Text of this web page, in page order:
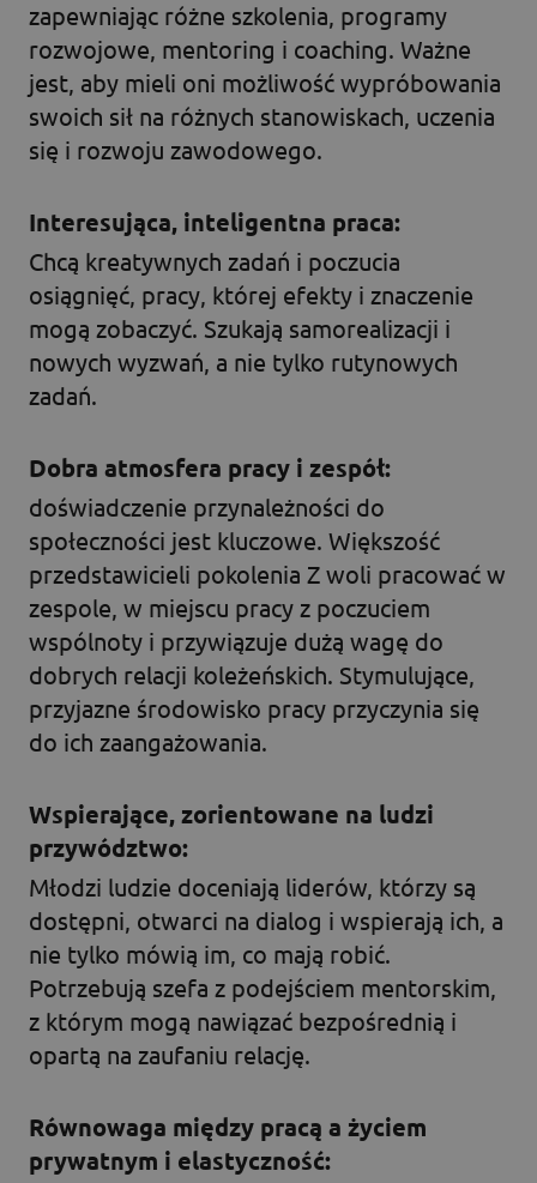
zapewniając różne szkolenia, programy
rozwojowe, mentoring i coaching. Ważne
jest, aby mieli oni możliwość wypróbowania
swoich sił na różnych stanowiskach, uczenia
się i rozwoju zawodowego.
Interesująca, inteligentna praca:
Chcą kreatywnych zadań i poczucia
osiągnięć, pracy, której efekty i znaczenie
mogą zobaczyć. Szukają samorealizacji i
nowych wyzwań, a nie tylko rutynowych
zadań.
Dobra atmosfera pracy i zespół:
doświadczenie przynależności do
społeczności jest kluczowe. Większość
przedstawicieli pokolenia Z woli pracować w
zespole, w miejscu pracy z poczuciem
wspólnoty i przywiązuje dużą wagę do
dobrych relacji koleżeńskich. Stymulujące,
przyjazne środowisko pracy przyczynia się
do ich zaangażowania.
Wspierające, zorientowane na ludzi
przywództwo:
Młodzi ludzie doceniają liderów, którzy są
dostępni, otwarci na dialog i wspierają ich, a
nie tylko mówią im, co mają robić.
Potrzebują szefa z podejściem mentorskim,
z którym mogą nawiązać bezpośrednią i
opartą na zaufaniu relację.
Równowaga między pracą a życiem
prywatnym i elastyczność: